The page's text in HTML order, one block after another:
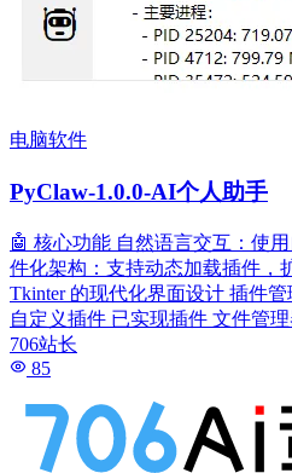
电脑软件
PyClaw-1.0.0-AI个人助手
🤖 核心功能 自然语言交互：使
件化架构：支持动态加载插件，
Tkinter 的现代化界面设计 插件
自定义插件 已实现插件 文件管理
706站长
85